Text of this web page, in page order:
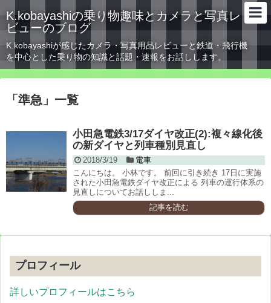
K.kobayashiの乗り物趣味とカメラと写真レ
ビューのブログ
K.kobayashiが感じたカメラ・写真用品レビューと鉄道・飛行機
を中心とした乗り物の知識と話題・速報をお話しします。
「 準急 」 一覧
小田急電鉄3/17ダイヤ改正(2):複々線化後
の新ダイヤと列車種別見直し
2018/3/19
電車
こんにちは。 小林です。 前回に引き続き 17日に実施
された小田急電鉄ダイヤ改正による 列車の運行体系の
見直しについてお話ししま...
記事を読む
プロフィール
詳しいプロフィールはこちら